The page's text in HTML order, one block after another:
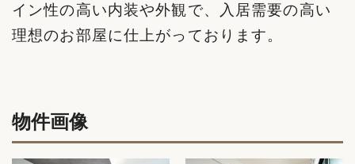
イン性の高い内装や外観で、入居需要の高い
理想のお部屋に仕上がっております。
物件画像